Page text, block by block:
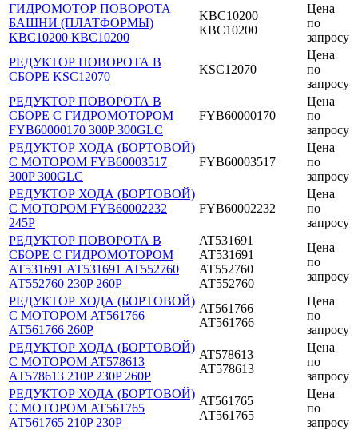
ГИДРОМОТОР ПОВОРОТА
БАШНИ (ПЛАТФОРМЫ)
KBC10200 КВС10200
KBC10200
КВС10200
Цена
по
запросу
РЕДУКТОР ПОВОРОТА В
СБОРЕ KSC12070
KSC12070
Цена
по
запросу
РЕДУКТОР ПОВОРОТА В
СБОРЕ С ГИДРОМОТОРОМ
FYB60000170 300P 300GLC
FYB60000170
Цена
по
запросу
РЕДУКТОР ХОДА (БОРТОВОЙ)
С МОТОРОМ FYB60003517
300P 300GLC
FYB60003517
Цена
по
запросу
РЕДУКТОР ХОДА (БОРТОВОЙ)
С МОТОРОМ FYB60002232
245P
FYB60002232
Цена
по
запросу
РЕДУКТОР ПОВОРОТА В
СБОРЕ С ГИДРОМОТОРОМ
AT531691 АТ531691 AT552760
АТ552760 230P 260P
AT531691
АТ531691
AT552760
АТ552760
Цена
по
запросу
РЕДУКТОР ХОДА (БОРТОВОЙ)
С МОТОРОМ AT561766
АТ561766 260P
AT561766
АТ561766
Цена
по
запросу
РЕДУКТОР ХОДА (БОРТОВОЙ)
С МОТОРОМ AT578613
АТ578613 210P 230P 260P
AT578613
АТ578613
Цена
по
запросу
РЕДУКТОР ХОДА (БОРТОВОЙ)
С МОТОРОМ AT561765
АТ561765 210P 230P
AT561765
АТ561765
Цена
по
запросу